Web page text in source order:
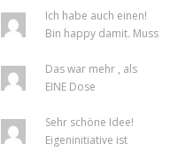
Ich habe auch einen!
Bin happy damit. Muss
Das war mehr , als
EINE Dose
Sehr schöne Idee!
Eigeninitiative ist